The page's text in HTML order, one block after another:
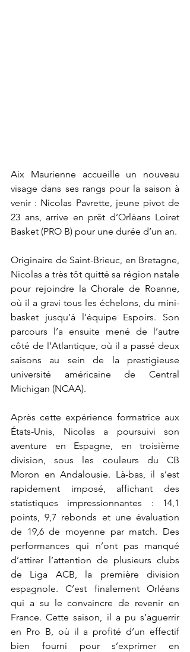
Aix Maurienne accueille un nouveau
visage dans ses rangs pour la saison à
venir : Nicolas Pavrette, jeune pivot de
23 ans, arrive en prêt d’Orléans Loiret
Basket (PRO B) pour une durée d’un an.
Originaire de Saint-Brieuc, en Bretagne,
Nicolas a très tôt quitté sa région natale
pour rejoindre la Chorale de Roanne,
où il a gravi tous les échelons, du mini-
basket jusqu’à l’équipe Espoirs. Son
parcours l’a ensuite mené de l’autre
côté de l’Atlantique, où il a passé deux
saisons au sein de la prestigieuse
université américaine de Central
Michigan (NCAA).
Après cette expérience formatrice aux
États-Unis, Nicolas a poursuivi son
aventure en Espagne, en troisième
division, sous les couleurs du CB
Moron en Andalousie. Là-bas, il s’est
rapidement imposé, affichant des
statistiques impressionnantes : 14,1
points, 9,7 rebonds et une évaluation
de 19,6 de moyenne par match. Des
performances qui n’ont pas manqué
d’attirer l’attention de plusieurs clubs
de Liga ACB, la première division
espagnole. C’est finalement Orléans
qui a su le convaincre de revenir en
France. Cette saison, il a pu s’aguerrir
en Pro B, où il a profité d’un effectif
bien fourni pour s’exprimer en